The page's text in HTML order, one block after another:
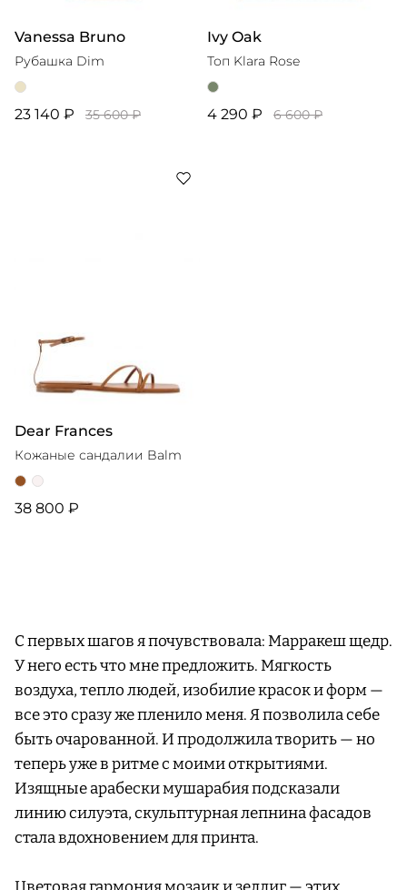
Vanessa Bruno
Рубашка Dim
23 140 ₽ 35 600 ₽
Ivy Oak
Топ Klara Rose
4 290 ₽ 6 600 ₽
Dear Frances
Кожаные сандалии Balm
38 800 ₽
С первых шагов я почувствовала: Марракеш щедр.
У него есть что мне предложить. Мягкость
воздуха, тепло людей, изобилие красок и форм —
все это сразу же пленило меня. Я позволила себе
быть очарованной. И продолжила творить — но
теперь уже в ритме с моими открытиями.
Изящные арабески мушарабия подсказали
линию силуэта, скульптурная лепнина фасадов
стала вдохновением для принта.